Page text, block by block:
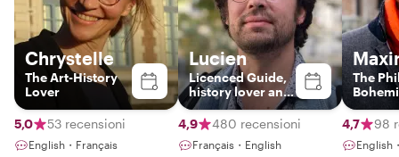
Chrystelle
The Art-History
Lover
5,0 53 recensioni
English・Français
Lucien
Licenced Guide,
history lover and
passionate
revolutionary
Parisian
4,9 480 recensioni
Français・English
The
4,7 98
English